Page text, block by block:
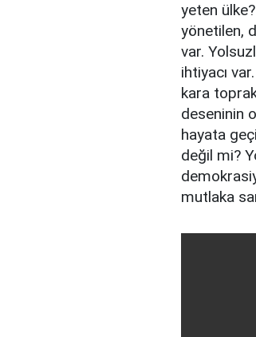
yeten
yönetilen,
var.
ihtiyacı
kara
deseninin
hayata
değil mi?
mutlaka